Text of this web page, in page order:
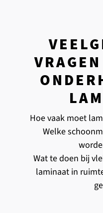
Hoe vaak moet
Welke
Wat te doen bij
laminaat in